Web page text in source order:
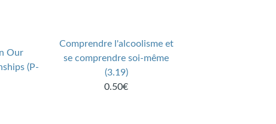
Our
(P-
Comprendre l'alcoolisme et
se comprendre soi-même
(3.19)
0.50€